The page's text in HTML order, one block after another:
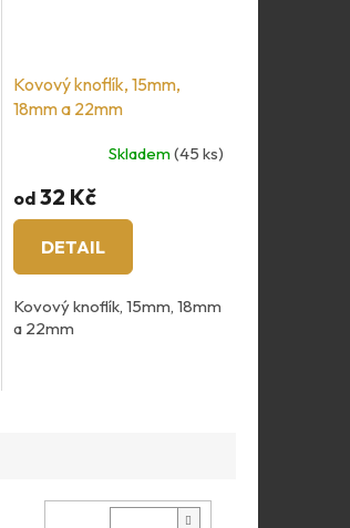
Kovový knoflík, 15mm,
18mm a 22mm
Skladem(45 ks)
od 32 Kč
DETAIL
Kovový knoflík, 15mm, 18mm
a 22mm